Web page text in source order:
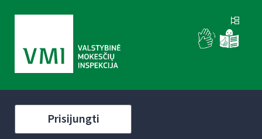
Prisijungti